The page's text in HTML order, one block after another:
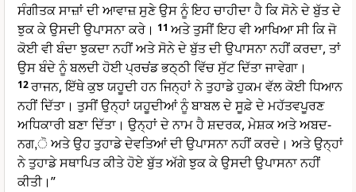
ਸੰਗੀਤਕ ਸਾਜ਼ਾਂ ਦੀ ਆਵਾਜ਼ ਸੁਣੇ ਉਸ ਨੂੰ ਇਹ ਚਾਹੀਦਾ ਹੈ ਕਿ ਸੋਨੇ ਦੇ ਬੁੱਤ ਦੇ
ਝੁਕ ਕੇ ਉਸਦੀ ਉਪਾਸਨਾ ਕਰੇ। 11 ਅਤੇ ਤੁਸੀਂ ਇਹ ਵੀ ਆਖਿਆ ਸੀ ਕਿ ਜੋ
ਕੋਈ ਵੀ ਬੰਦਾ ਝੁਕਦਾ ਨਹੀਂ ਅਤੇ ਸੋਨੇ ਦੇ ਬੁੱਤ ਦੀ ਉਪਾਸਨਾ ਨਹੀਂ ਕਰਦਾ, ਤਾਂ
ਉਸ ਬੰਦੇ ਨੂੰ ਬਲਦੀ ਹੋਈ ਪ੍ਰਚਂਡ ਭਠ੍ਠੀ ਵਿੱਚ ਸੁੱਟ ਦਿੱਤਾ ਜਾਵੇਗਾ।
12ਰਾਜਨ, ਇੱਥੇ ਕੁਝ ਯਹੂਦੀ ਹਨ ਜਿਨ੍ਹਾਂ ਨੇ ਤੁਹਾਡੇ ਹੁਕਮ ਵੱਲ ਕੋਈ ਧਿਆਨ
ਨਹੀਂ ਦਿੱਤਾ। ਤੁਸੀਂ ਉਨ੍ਹਾਂ ਯਹੂਦੀਆਂ ਨੂੰ ਬਾਬਲ ਦੇ ਸੂਫ਼ੇ ਦੇ ਮਹੱਤਵਪੂਰਣ
ਅਧਿਕਾਰੀ ਬਣਾ ਦਿੱਤਾ। ਉਨ੍ਹਾਂ ਦੇ ਨਾਮ ਹੈ ਸ਼ਦਰਕ, ਮੇਸ਼ਕ ਅਤੇ ਅਬਦ-
ਨਗ,ੋ ਅਤੇ ਉਹ ਤੁਹਾਡੇ ਦੇਵਤਿਆਂ ਦੀ ਉਪਾਸਨਾ ਨਹੀਂ ਕਰਦੇ। ਅਤੇ ਉਨ੍ਹਾਂ
ਨੇ ਤੁਹਾਡੇ ਸਥਾਪਿਤ ਕੀਤੇ ਹੋਏ ਬੁੱਤ ਅੱਗੇ ਝੁਕ ਕੇ ਉਸਦੀ ਉਪਾਸਨਾ ਨਹੀਂ
ਕੀਤੀ।”